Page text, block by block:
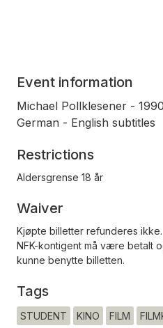
Event information
Michael Pollklesener -
German - English subtitles
Restrictions
Aldersgrense 18 år
Waiver
Kjøpte billetter refunderes ikke.
NFK-kontigent må være betalt
kunne benytte billetten.
Tags
STUDENT KINO FILM